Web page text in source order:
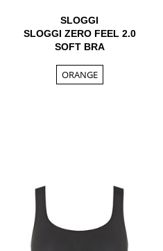
SLOGGI
SLOGGI ZERO FEEL 2.0
SOFT BRA
ORANGE